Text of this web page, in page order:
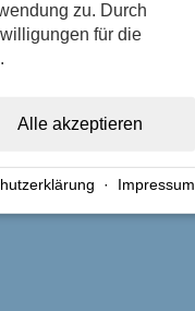
zu. Durch
für die
Alle akzeptieren
· Impressum